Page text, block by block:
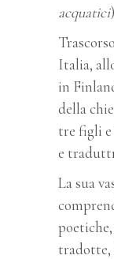
acquatici
Italia,
in
della
tre figli
e
La sua
tradotte,